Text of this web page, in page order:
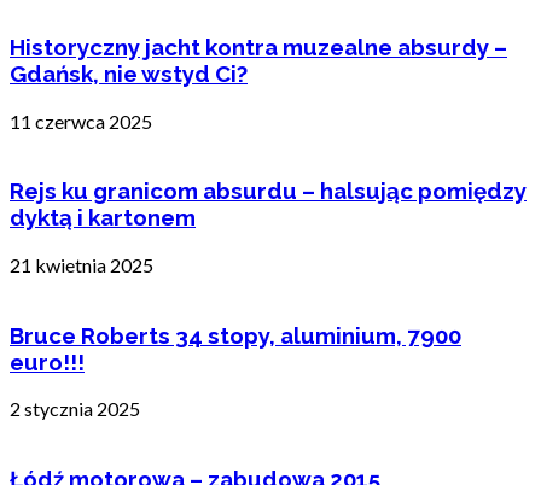
Historyczny jacht kontra muzealne absurdy –
Gdańsk, nie wstyd Ci?
11 czerwca 2025
Rejs ku granicom absurdu – halsując pomiędzy
dyktą i kartonem
21 kwietnia 2025
Bruce Roberts 34 stopy, aluminium, 7900
euro!!!
2 stycznia 2025
Łódź motorowa – zabudowa 2015